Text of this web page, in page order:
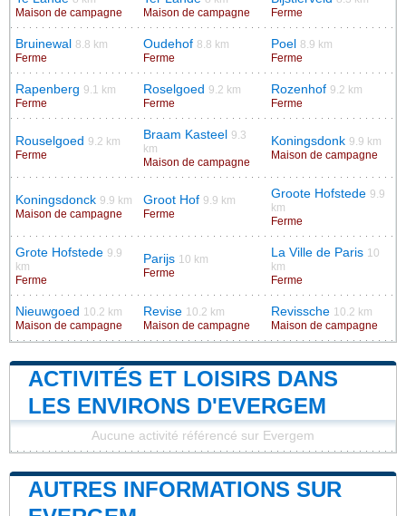
Maison de campagne
Maison de campagne
Ferme
Bruinewal 8.8 km
Ferme
Oudehof 8.8 km
Ferme
Poel 8.9 km
Ferme
Rapenberg 9.1 km
Ferme
Roselgoed 9.2 km
Ferme
Rozenhof 9.2 km
Ferme
Rouselgoed 9.2 km
Ferme
Braam Kasteel 9.3
km
Maison de campagne
Koningsdonk 9.9 km
Maison de campagne
Koningsdonck 9.9 km
Maison de campagne
Groot Hof 9.9 km
Ferme
Groote Hofstede 9.9
km
Ferme
Grote Hofstede 9.9
km
Ferme
Parijs 10 km
Ferme
La Ville de Paris 10
km
Ferme
Nieuwgoed 10.2 km
Maison de campagne
Revise 10.2 km
Maison de campagne
Revissche 10.2 km
Maison de campagne
ACTIVITÉS ET LOISIRS DANS
LES ENVIRONS D'EVERGEM
Aucune activité référencé sur Evergem
AUTRES INFORMATIONS SUR